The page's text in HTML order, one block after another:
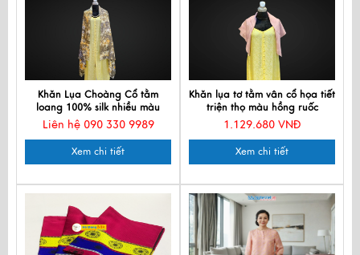
Khăn Lụa Choàng Cổ tằm
loang 100% silk nhiều màu
90x190cm KLTA919 màu nâu
cam
Liên hệ 090 330 9989
Xem chi tiết
Khăn lụa tơ tằm vân cổ họa tiết
triện thọ màu hồng ruốc
KLNL80-11
1.129.680 VNĐ
Xem chi tiết